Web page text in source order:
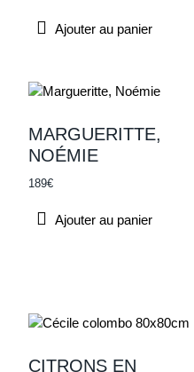
Ajouter au panier
MARGUERITTE,
NOÉMIE
189€
Ajouter au panier
CITRONS EN